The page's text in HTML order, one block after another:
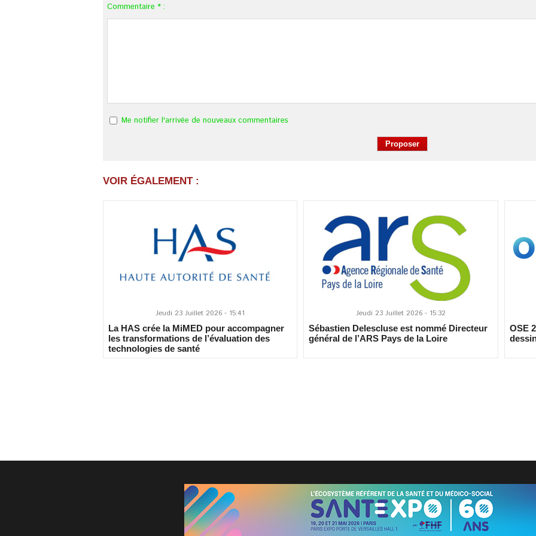
Commentaire * :
Me notifier l'arrivée de nouveaux commentaires
VOIR ÉGALEMENT :
Jeudi 23 Juillet 2026 - 15:41
La HAS crée la MiMED pour accompagner
les transformations de l’évaluation des
technologies de santé
Jeudi 23 Juillet 2026 - 15:32
Sébastien Delescluse est nommé Directeur
général de l’ARS Pays de la Loire
OSE